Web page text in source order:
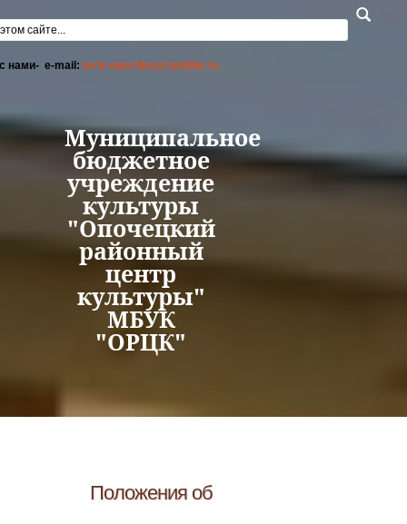
поиска
нами- e-mail: orck-opochka@rambler.ru
Муниципальное
бюджетное
учреждение
культуры
"Опочецкий
районный
центр
культуры"
МБУК
"ОРЦК"
Положения об